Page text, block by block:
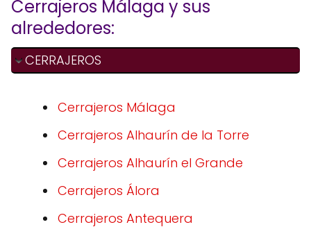
Cerrajeros Málaga y sus
alrededores:
CERRAJEROS
Cerrajeros Málaga
Cerrajeros Alhaurín de la Torre
Cerrajeros Alhaurín el Grande
Cerrajeros Álora
Cerrajeros Antequera